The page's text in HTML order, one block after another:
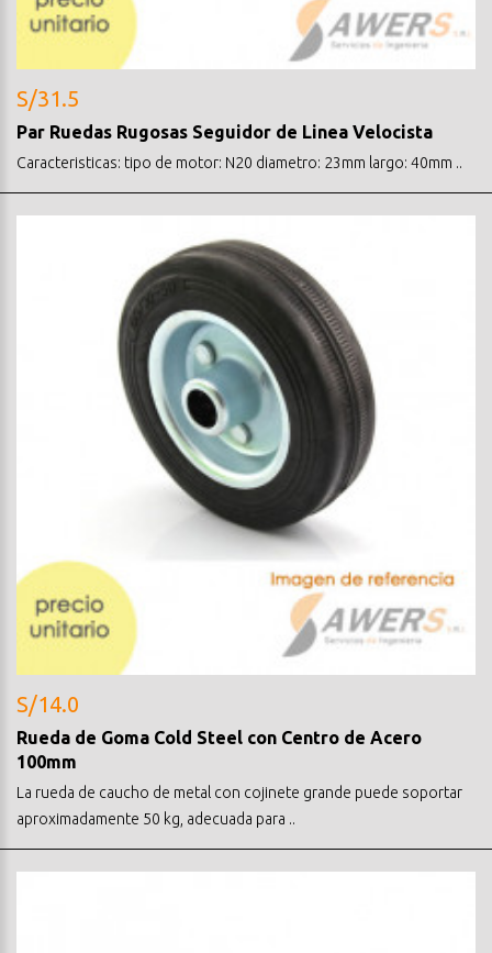
S/31.5
Par Ruedas Rugosas Seguidor de Linea Velocista
Caracteristicas: tipo de motor: N20 diametro: 23mm largo: 40mm ..
S/14.0
Rueda de Goma Cold Steel con Centro de Acero
100mm
La rueda de caucho de metal con cojinete grande puede soportar
aproximadamente 50 kg, adecuada para ..